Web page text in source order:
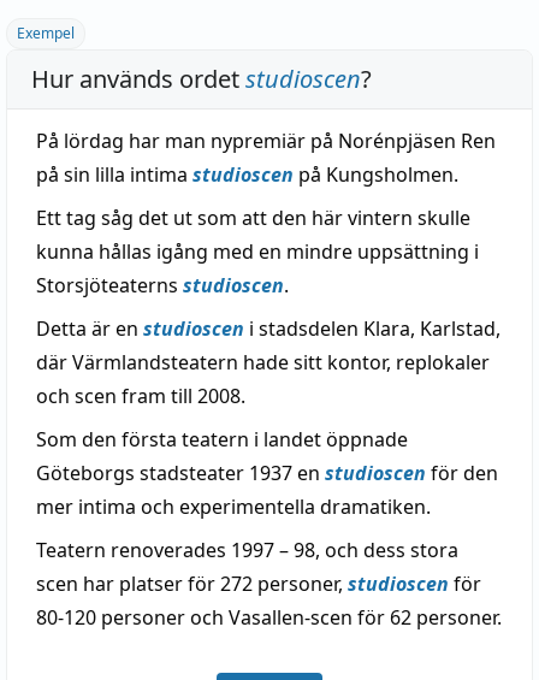
Exempel
Hur används ordetstudioscen?
På lördag har man nypremiär på Norénpjäsen Ren
på sin lilla intima studioscen på Kungsholmen.
Ett tag såg det ut som att den här vintern skulle
kunna hållas igång med en mindre uppsättning i
Storsjöteaterns studioscen.
Detta är en studioscen i stadsdelen Klara, Karlstad,
där Värmlandsteatern hade sitt kontor, replokaler
och scen fram till 2008.
Som den första teatern i landet öppnade
Göteborgs stadsteater 1937 en studioscen för den
mer intima och experimentella dramatiken.
Teatern renoverades 1997 – 98, och dess stora
scen har platser för 272 personer, studioscen för
80-120 personer och Vasallen-scen för 62 personer.